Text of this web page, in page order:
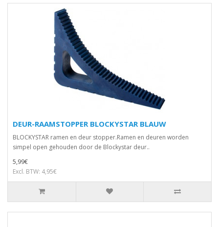
DEUR-RAAMSTOPPER BLOCKYSTAR BLAUW
BLOCKYSTAR ramen en deur stopper.Ramen en deuren worden
simpel open gehouden door de Blockystar deur..
5,99€
Excl. BTW: 4,95€